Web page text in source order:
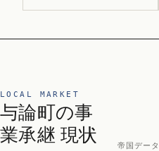
LOCAL MARKET
与論町の事
業承継 現状
帝国デー